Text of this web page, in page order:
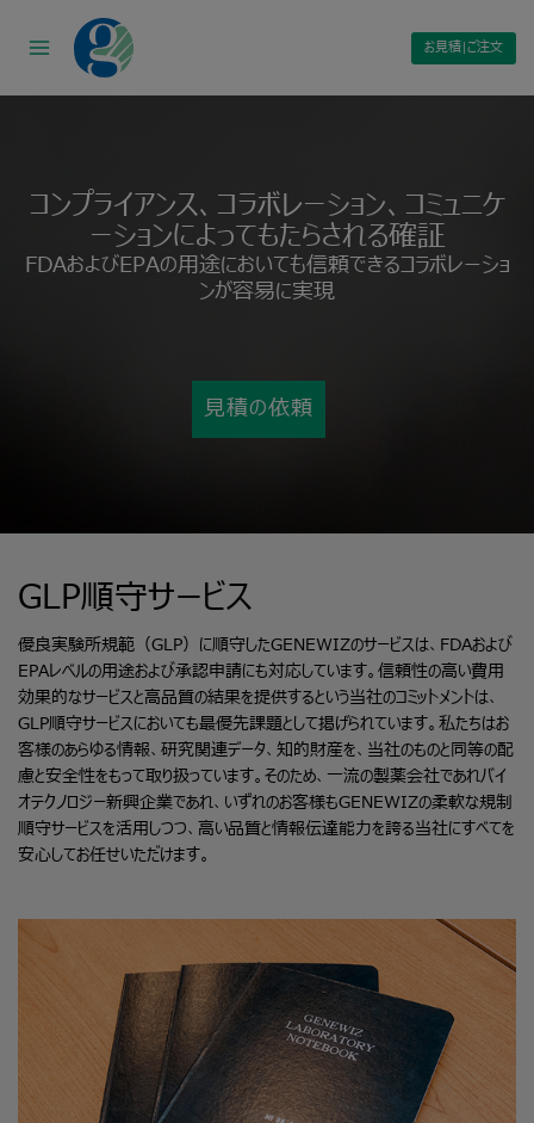
お見積|ご注文
コンプライアンス、コラボレーション、コミュニケ
ーションによってもたらされる確証
FDAおよびEPAの用途においても信頼できるコラボレーショ
ンが容易に実現
見積の依頼
GLP順守サービス
優良実験所規範（GLP）に順守したGENEWIZのサービスは、FDAおよび
EPAレベルの用途および承認申請にも対応しています。信頼性の高い費用
効果的なサービスと高品質の結果を提供するという当社のコミットメントは、
GLP順守サービスにおいても最優先課題として掲げられています。私たちはお
客様のあらゆる情報、研究関連データ、知的財産を、当社のものと同等の配
慮と安全性をもって取り扱っています。そのため、一流の製薬会社であれバイ
オテクノロジー新興企業であれ、いずれのお客様もGENEWIZの柔軟な規制
順守サービスを活用しつつ、高い品質と情報伝達能力を誇る当社にすべてを
安心してお任せいただけます。